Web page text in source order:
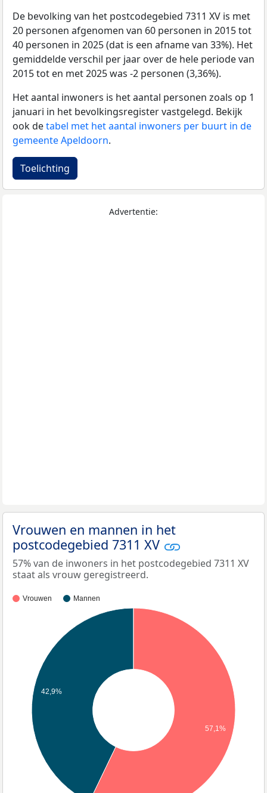
De bevolking van het postcodegebied 7311 XV is met
20 personen afgenomen van 60 personen in 2015 tot
40 personen in 2025 (dat is een afname van 33%). Het
gemiddelde verschil per jaar over de hele periode van
2015 tot en met 2025 was -2 personen (3,36%).
Het aantal inwoners is het aantal personen zoals op 1
januari in het bevolkingsregister vastgelegd. Bekijk
ook detabel met het aantal inwoners per buurt in de
gemeente Apeldoorn.
Toelichting
Advertentie:
Vrouwen en mannen in het
postcodegebied 7311 XV
57% van de inwoners in het postcodegebied 7311 XV
staat als vrouw geregistreerd.
Vrouwen Mannen
42,9%
57,1%